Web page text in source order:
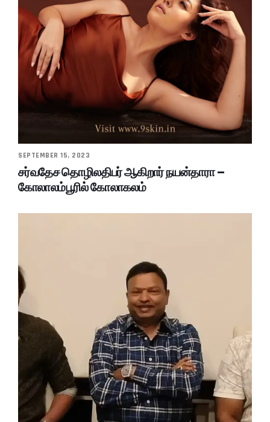
SEPTEMBER 15, 2023
சர்வதேச தொழிலதிபர் ஆகிறார் நயன்தாரா –
கோலாலம்பூரில் கோலாகலம்